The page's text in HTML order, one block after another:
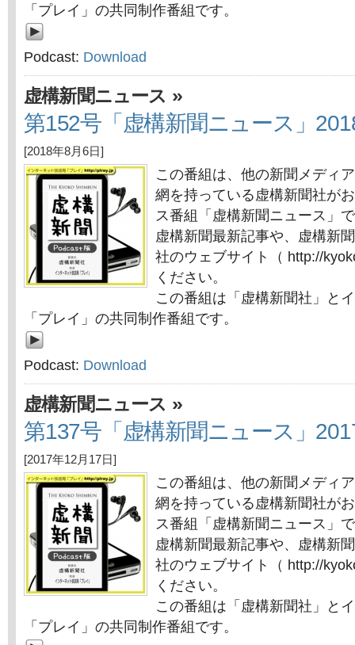
「プレイ」の共同制作番組です。
Podcast: Download
虚構新聞ニュース »
第152号「虚構新聞ニュース」
[2018年8月6日]
この番組は、他の新聞メディ
網を持っている虚構新聞社が
ス番組「虚構新聞ニュース」
虚構新聞最新記事や、虚構新
社のウェブサイト（ http://
ください。
この番組は「虚構新聞社」と
「プレイ」の共同制作番組です。
Podcast: Download
虚構新聞ニュース »
第137号「虚構新聞ニュース」
[2017年12月17日]
この番組は、他の新聞メディ
網を持っている虚構新聞社が
ス番組「虚構新聞ニュース」
虚構新聞最新記事や、虚構新
社のウェブサイト（ http://
ください。
この番組は「虚構新聞社」と
「プレイ」の共同制作番組です。